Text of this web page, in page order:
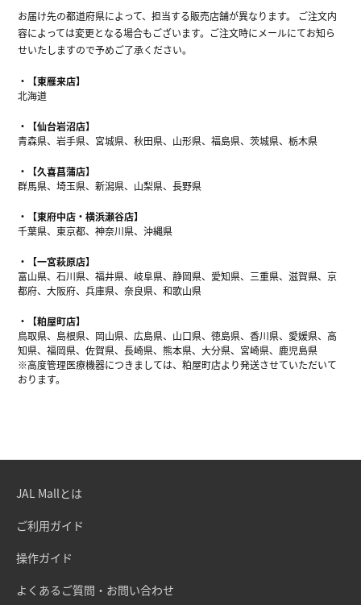
お届け先の都道府県によって、担当する販売店舗が異なります。 ご注文内
容によっては変更となる場合もございます。ご注文時にメールにてお知ら
せいたしますので予めご了承ください。
【東雁来店】
北海道
【仙台岩沼店】
青森県、岩手県、宮城県、秋田県、山形県、福島県、茨城県、栃木県
【久喜菖蒲店】
群馬県、埼玉県、新潟県、山梨県、長野県
【東府中店・横浜瀬谷店】
千葉県、東京都、神奈川県、沖縄県
【一宮萩原店】
富山県、石川県、福井県、岐阜県、静岡県、愛知県、三重県、滋賀県、京
都府、大阪府、兵庫県、奈良県、和歌山県
【粕屋町店】
鳥取県、島根県、岡山県、広島県、山口県、徳島県、香川県、愛媛県、高
知県、福岡県、佐賀県、長崎県、熊本県、大分県、宮崎県、鹿児島県
※高度管理医療機器につきましては、粕屋町店より発送させていただいて
おります。
JAL Mallとは
ご利用ガイド
操作ガイド
よくあるご質問・お問い合わせ